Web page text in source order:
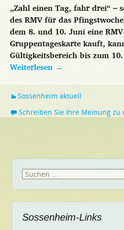
„Zahl einen Tag, fahr drei“ –
des RMV für das
dem 8. und 10. Juni eine
Gruppentageskarte kauft,
Gültigkeitsbereich bis zum
Weiterlesen →
Sossenheim aktuell
Schreiben Sie Ihre Meinung zu
Suchen
Sossenheim-Links